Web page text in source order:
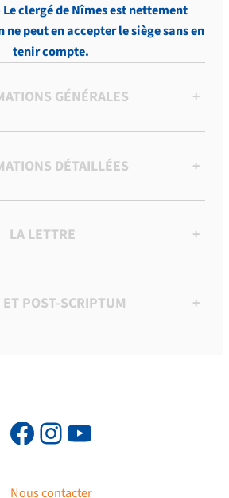
clergé de Nîmes est nettement
peut en accepter le siège sans en
tenir compte.
GÉNÉRALES +
DÉTAILLÉES +
LA LETTRE +
POST-SCRIPTUM +
Nous contacter